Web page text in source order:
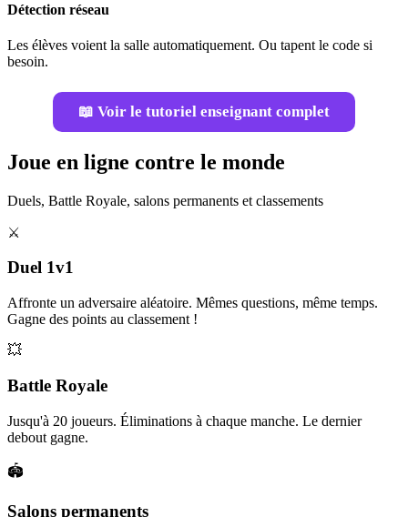
Détection réseau
Les élèves voient la salle automatiquement. Ou tapent le code si
besoin.
📖 Voir le tutoriel enseignant complet
Joue en ligne contre le monde
Duels, Battle Royale, salons permanents et classements
⚔️
Duel 1v1
Affronte un adversaire aléatoire. Mêmes questions, même temps.
Gagne des points au classement !
💥
Battle Royale
Jusqu'à 20 joueurs. Éliminations à chaque manche. Le dernier
debout gagne.
🏟️
Salons permanents